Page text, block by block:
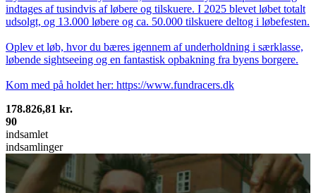
indtages af tusindvis af løbere og tilskuere. I 2025 blevet løbet totalt
udsolgt, og 13.000 løbere og ca. 50.000 tilskuere deltog i løbefesten.
Oplev et løb, hvor du bæres igennem af underholdning i særklasse,
løbende sightseeing og en fantastisk opbakning fra byens borgere.
Kom med på holdet her: https://www.fundracers.dk
178.826,81 kr.
90
indsamlet
indsamlinger